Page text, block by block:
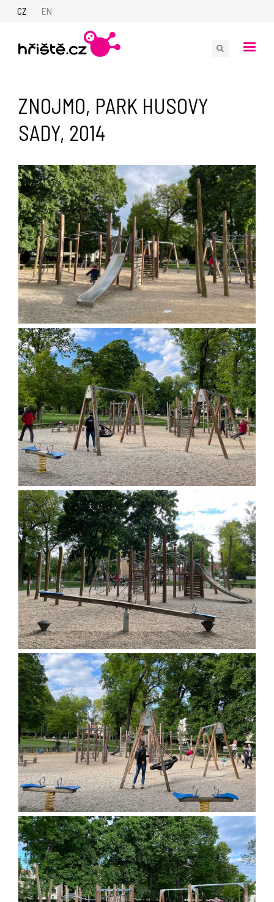
CZ EN
ZNOJMO, PARK HUSOVY
SADY, 2014